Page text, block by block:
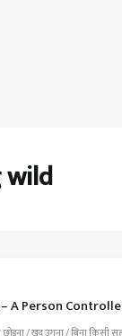
A Person